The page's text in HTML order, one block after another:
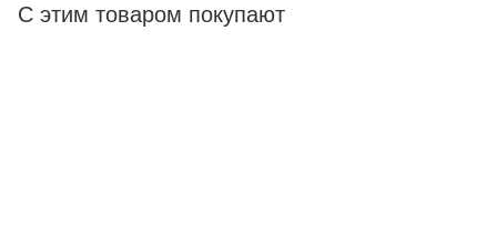
С этим товаром покупают